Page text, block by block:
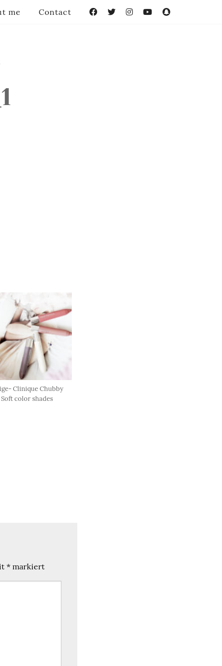
Clinique Chubby
color shades
* markiert
me Contact FacebookTwitterInstagramYouTube